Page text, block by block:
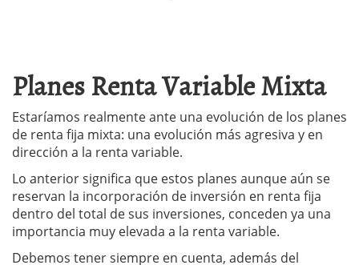
Planes Renta Variable Mixta
Estaríamos realmente ante una evolución de los planes
de renta fija mixta: una evolución más agresiva y en
dirección a la renta variable.
Lo anterior significa que estos planes aunque aún se
reservan la incorporación de inversión en renta fija
dentro del total de sus inversiones, conceden ya una
importancia muy elevada a la renta variable.
Debemos tener siempre en cuenta, además del